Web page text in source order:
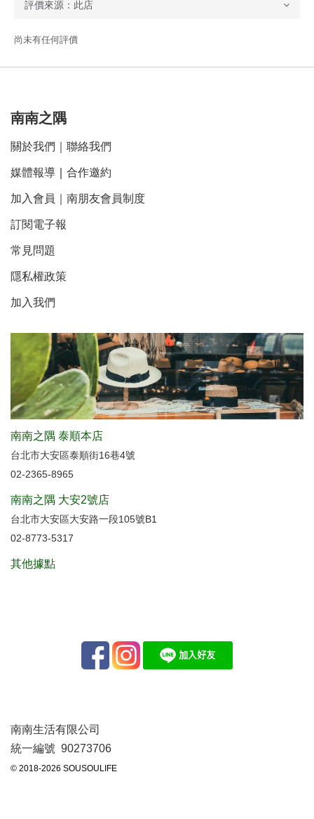
尚未有任何評價
南南之隅
關於我們 聯絡我們
媒體報導 合作邀約
加入會員｜南朋友會員制度
訂閱電子報
常見問題
隱私權政策
加入我們
南南之隅 泰順本店
台北市大安區泰順街16巷4號
02-2365-8965
南南之隅 大安2號店
台北市大安區大安路一段105號B1
02-8773-5317
其他據點
南南生活有限公司
統一編號 90273706
© 2018-2026 SOUSOULIFE